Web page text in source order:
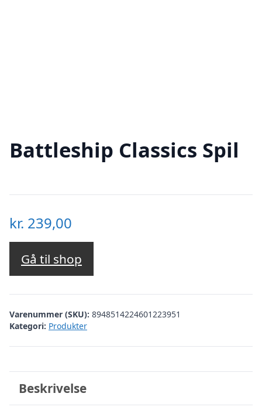
Battleship Classics Spil
kr. 239,00
Gå til shop
Varenummer (SKU): 8948514224601223951
Kategori: Produkter
Beskrivelse